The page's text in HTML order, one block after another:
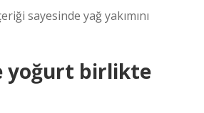
sayesinde yağ yakımını
yoğurt birlikte